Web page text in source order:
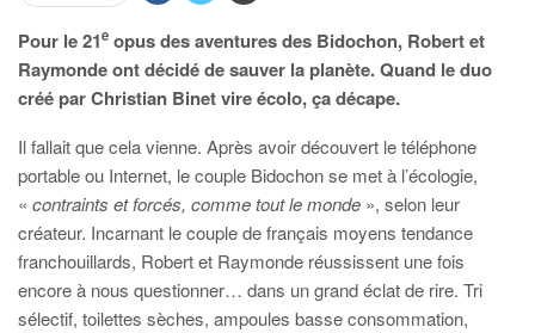
Pour le 21e opus des aventures des Bidochon, Robert et
Raymonde ont décidé de sauver la planète. Quand le duo
créé par Christian Binet vire écolo, ça décape.
Il fallait que cela vienne. Après avoir découvert le téléphone
portable ou Internet, le couple Bidochon se met à l’écologie,
« contraints et forcés, comme tout le monde », selon leur
créateur. Incarnant le couple de français moyens tendance
franchouillards, Robert et Raymonde réussissent une fois
encore à nous questionner… dans un grand éclat de rire. Tri
sélectif, toilettes sèches, ampoules basse consommation,